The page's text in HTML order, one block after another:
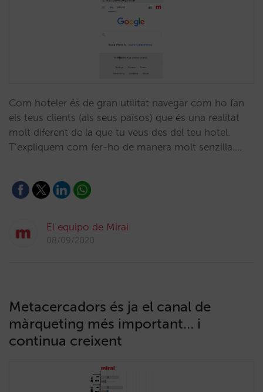
Com hoteler és de gran utilitat navegar com ho fan
els teus clients (als seus països) que és una realitat
molt diferent de la que tu veus des del teu hotel.
T’expliquem com fer-ho de manera molt senzilla.…
El equipo de Mirai
08/09/2020
Metacercadors és ja el canal de
màrqueting més important… i
continua creixent